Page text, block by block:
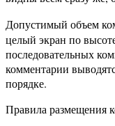
Допустимый объем
целый экран по
последовательных
комментарии
порядке.
Правила размещения